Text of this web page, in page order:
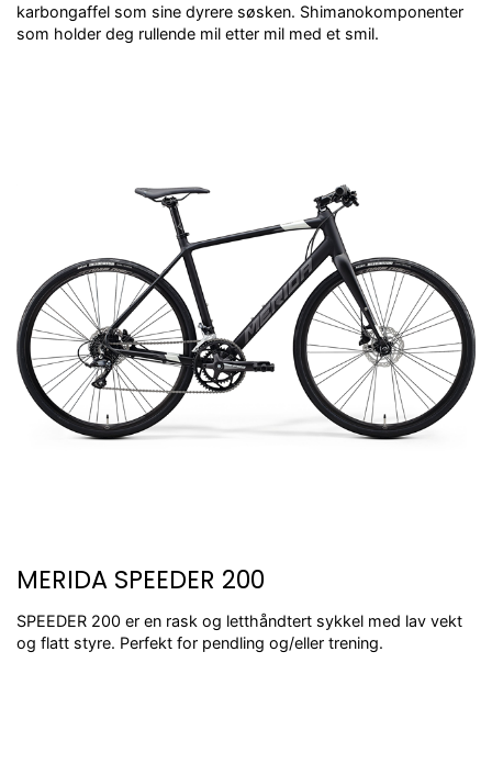
karbongaffel som sine dyrere søsken. Shimanokomponenter
som holder deg rullende mil etter mil med et smil.
MERIDA SPEEDER 200
SPEEDER 200 er en rask og letthåndtert sykkel med lav vekt
og flatt styre. Perfekt for pendling og/eller trening.